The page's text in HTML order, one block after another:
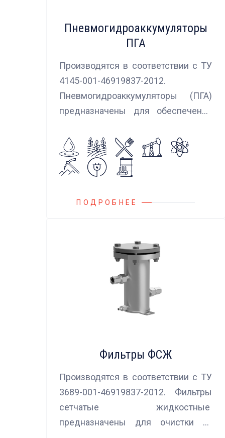
Пневмогидроаккумуляторы
ПГА
Производятся в соответствии с ТУ
4145-001-46919837-2012.
Пневмогидроаккумуляторы (ПГА)
предназначены для обеспечения
колебаний потока жидкости,
возникающих в гидравлических
системах.
ПОДРОБНЕЕ
Фильтры ФСЖ
Производятся в соответствии с ТУ
3689-001-46919837-2012. Фильтры
сетчатые жидкостные
предназначены для очистки от